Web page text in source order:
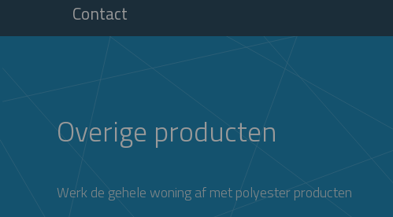
Contact
Overige producten
Werk de gehele woning af met polyester producten